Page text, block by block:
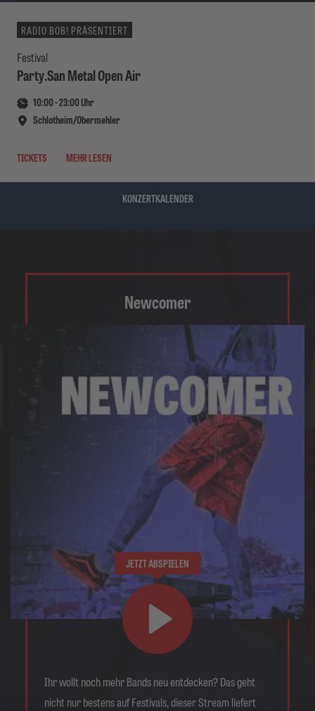
RADIO BOB! PRÄSENTIERT
Festival
Party.San Metal Open Air
10:00-23:00Uhr
Schlotheim/Obermehler
TICKETS MEHR LESEN
KONZERTKALENDER
Newcomer
JETZT ABSPIELEN
Ihr wollt noch mehr Bands neu entdecken? Das geht
nicht nur bestens auf Festivals, dieser Stream liefert